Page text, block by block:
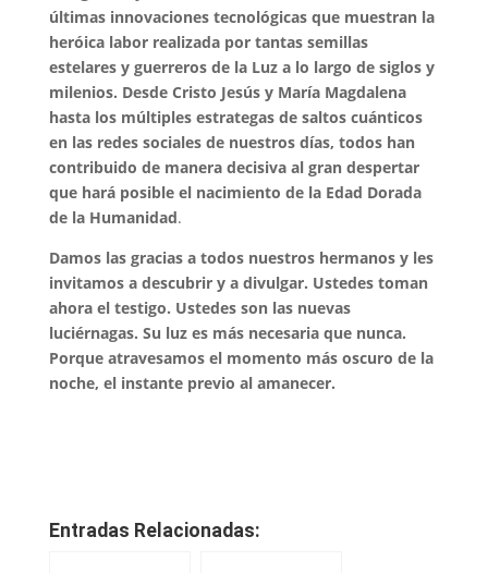
últimas innovaciones tecnológicas que muestran la
heróica labor realizada por tantas semillas
estelares y guerreros de la Luz a lo largo de siglos y
milenios. Desde Cristo Jesús y María Magdalena
hasta los múltiples estrategas de saltos cuánticos
en las redes sociales de nuestros días, todos han
contribuido de manera decisiva al gran despertar
que hará posible el nacimiento de la Edad Dorada
de la Humanidad.
Damos las gracias a todos nuestros hermanos y les
invitamos a descubrir y a divulgar. Ustedes toman
ahora el testigo. Ustedes son las nuevas
luciérnagas. Su luz es más necesaria que nunca.
Porque atravesamos el momento más oscuro de la
noche, el instante previo al amanecer.
Entradas Relacionadas: